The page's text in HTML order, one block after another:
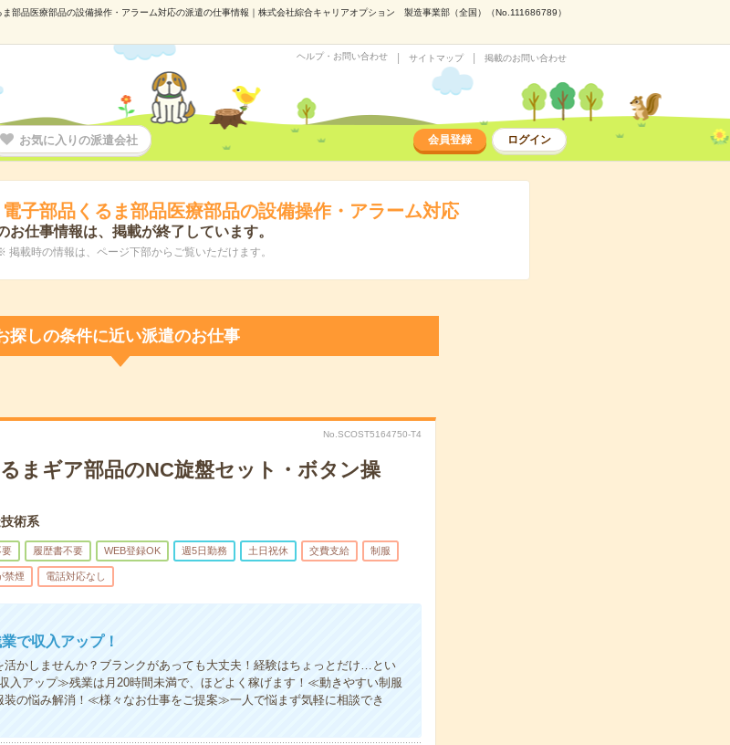
ま部品医療部品の設備操作・アラーム対応の派遣の仕事情報｜株式会社綜合キャリアオプション 製造事業部（全国）（No.111686789）
ヘルプ・お問い合わせ サイトマップ 掲載のお問い合わせ
お気に入りの派遣会社 会員登録 ログイン
電子部品くるま部品医療部品の設備操作・アラーム対応
お仕事情報は、掲載が終了しています。
掲載時の情報は、ページ下部からご覧いただけます。
探しの条件に近い派遣のお仕事
No.SCOST5164750-T4
るまギア部品のNC旋盤セット・ボタン操
術系
要 履歴書不要 WEB登録OK 週5日勤務 土日祝休 交費支給 制服
禁煙 電話対応なし
で収入アップ！
かしませんか？ブランクがあっても大丈夫！経験はちょっとだけ…とい
入アップ≫残業は月20時間未満で、ほどよく稼げます！≪動きやすい制服
の悩み解消！≪様々なお仕事をご提案≫一人で悩まず気軽に相談でき